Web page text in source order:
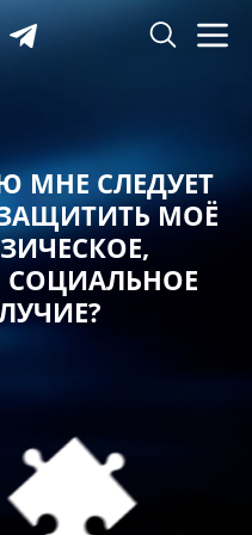
МНЕ СЛЕДУЕТ
МОЁ
СОЦИАЛЬНОЕ